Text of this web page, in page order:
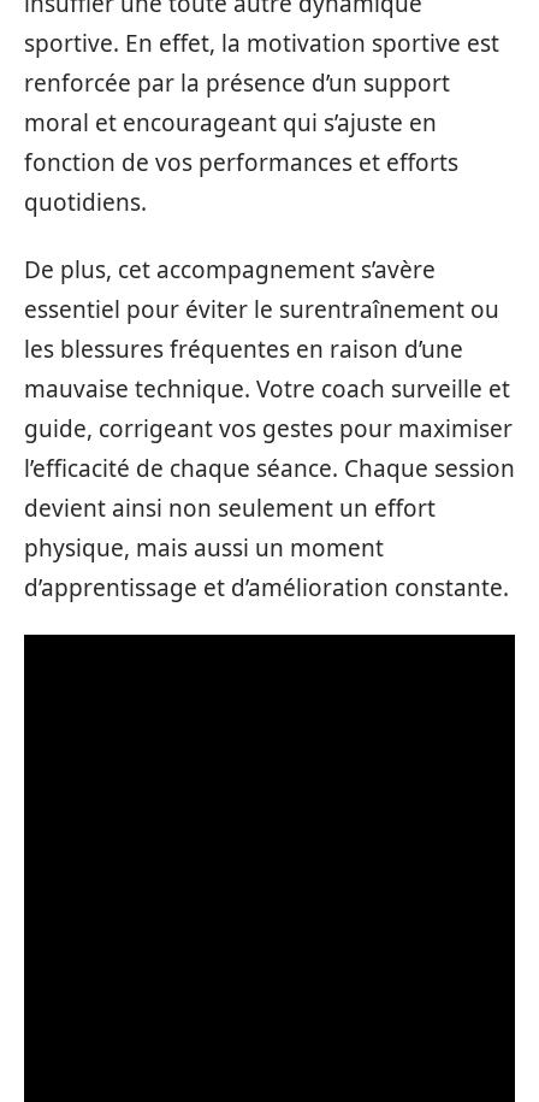
sportive. En effet, la motivation sportive est
renforcée par la présence d’un support
moral et encourageant qui s’ajuste en
fonction de vos performances et efforts
quotidiens.
De plus, cet accompagnement s’avère
essentiel pour éviter le surentraînement ou
les blessures fréquentes en raison d’une
mauvaise technique. Votre coach surveille et
guide, corrigeant vos gestes pour maximiser
l’efficacité de chaque séance. Chaque session
devient ainsi non seulement un effort
physique, mais aussi un moment
d’apprentissage et d’amélioration constante.